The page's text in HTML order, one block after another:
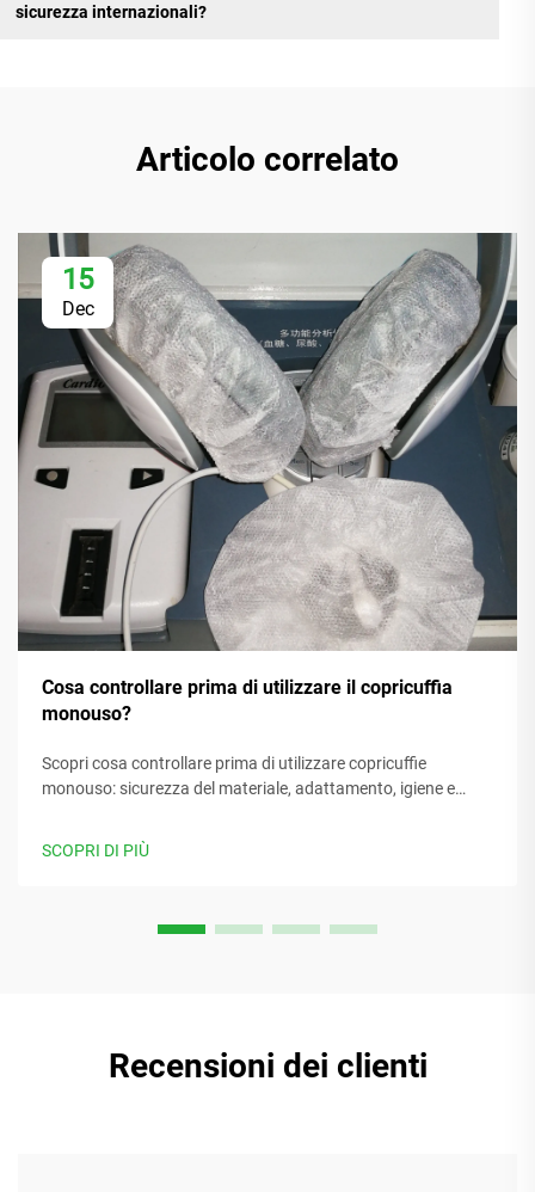
sicurezza internazionali?
Articolo correlato
15
Dec
Cosa controllare prima di utilizzare il copricuffia
monouso?
Scopri cosa controllare prima di utilizzare copricuffie
monouso: sicurezza del materiale, adattamento, igiene e
SCOPRI DI PIÙ
Recensioni dei clienti